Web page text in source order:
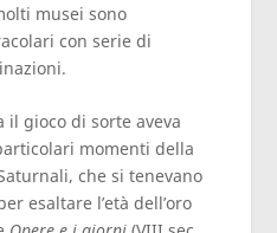
musei sono
con serie di
il gioco di sorte aveva
momenti della
che si tenevano
esaltare l’età dell’oro